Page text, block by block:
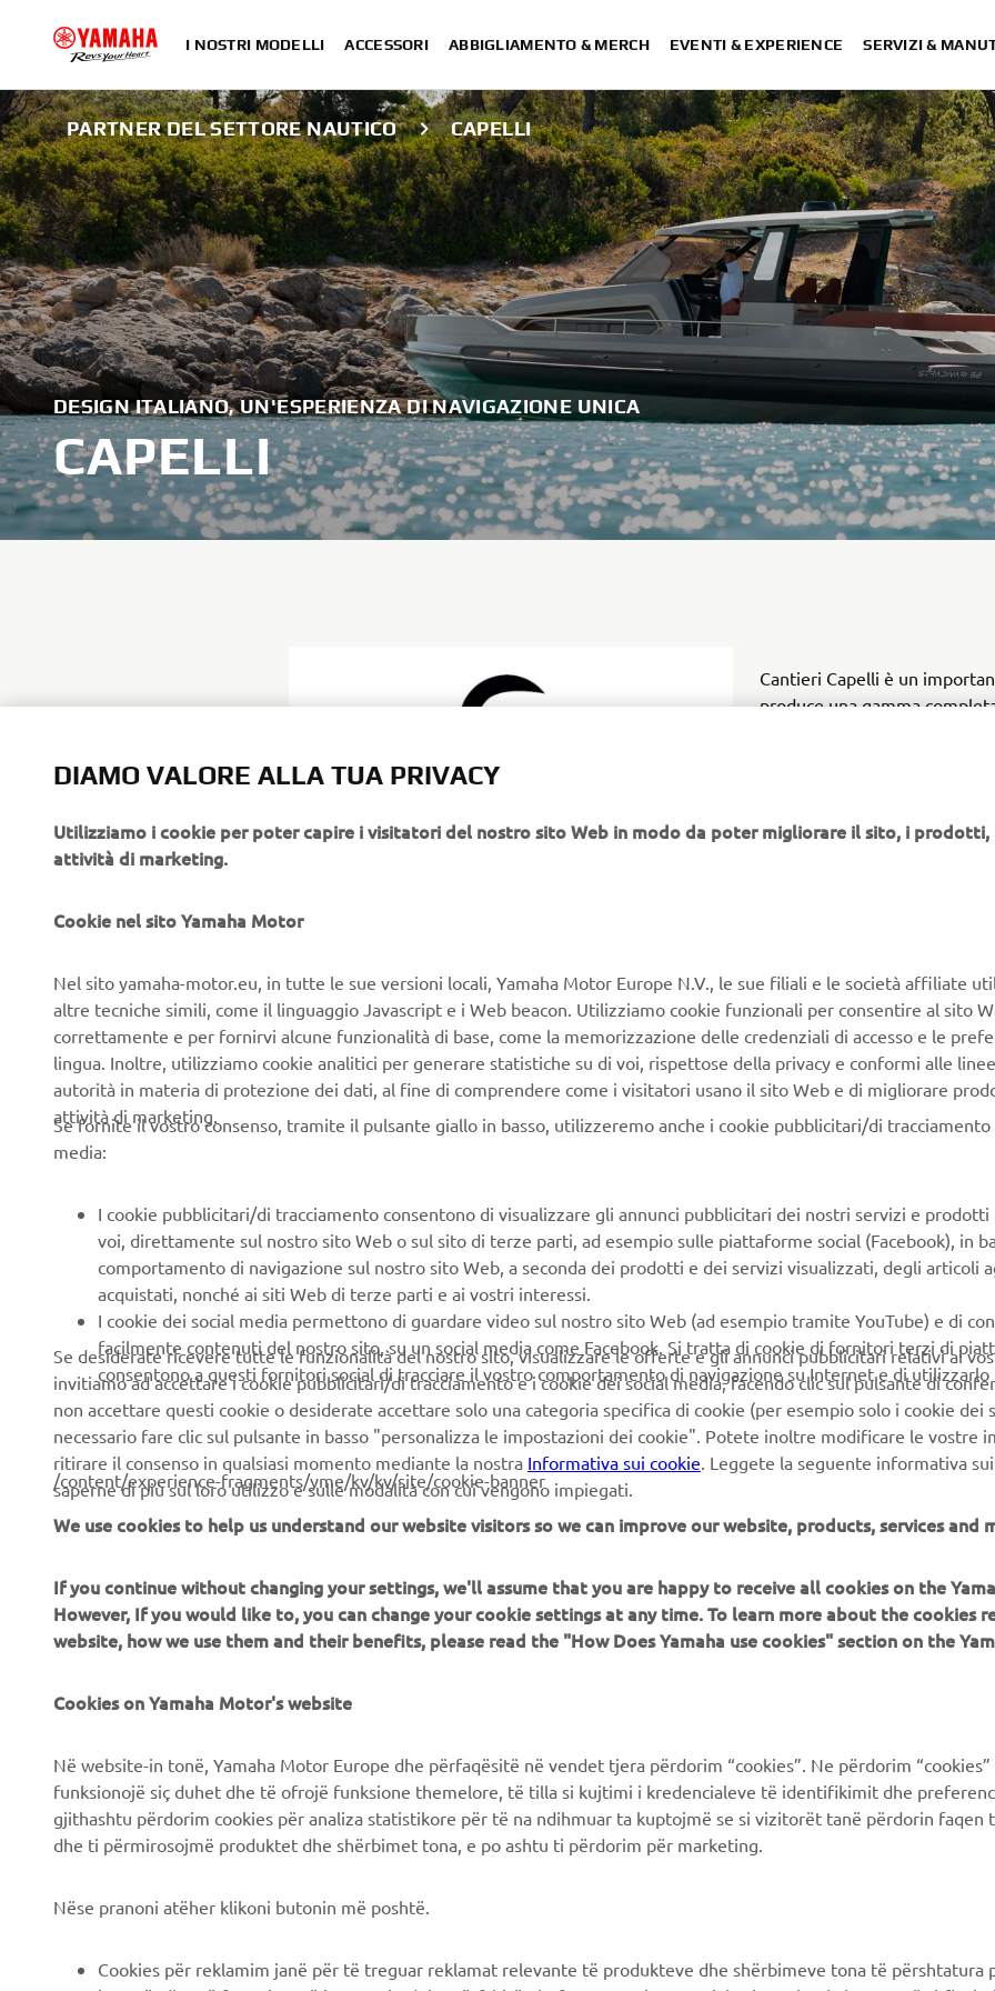
I NOSTRI MODELLI ACCESSORI ABBIGLIAMENTO & MERCH EVENTI & EXPERIENCE SERVIZI &
PARTNER DEL SETTORE NAUTICO CAPELLI
DESIGN ITALIANO, UN'ESPERIENZA DI NAVIGAZIONE UNICA
CAPELLI
Cantieri Capelli è un
produce una gamma
resistenza, la sua
Ogni imbarcazione è in grado di mescolare in modo perfetto lo stile
prestazioni affidabili, ottime capacità di navigazione
e la praticità di svolgere qualsiasi attività professionale. Sfruttando i
reparto Ricerca e sviluppo e la sua tecnologia
all'avanguardia, Capelli continua a evolversi per migliorare l'esperienza di
a livello globale.
CORPORATE
News
Eventi
Brochures
B2B
NEO's Delivery
Sistemi eBike
Campi da golf
Yamaha Music
Yamaha Racing
Supporto clienti
Catalogo dei ricambi
esauste
DIAMO VALORE ALLA TUA PRIVACY
Utilizziamo i cookie per poter capire i visitatori del nostro sito Web in modo da poter migliorare il sito, i prodotti,
attività di marketing.
Cookie nel sito Yamaha Motor
Nel sito yamaha-motor.eu, in tutte le sue versioni locali, Yamaha Motor Europe N.V., le sue filiali e le società affiliate
altre tecniche simili, come il linguaggio Javascript e i Web beacon. Utilizziamo cookie funzionali per consentire al sito
correttamente e per fornirvi alcune funzionalità di base, come la memorizzazione delle credenziali di accesso e le
lingua. Inoltre, utilizziamo cookie analitici per generare statistiche su di voi, rispettose della privacy e conformi alle
autorità in materia di protezione dei dati, al fine di comprendere come i visitatori usano il sito Web e di migliorare
attività di marketing.
Se fornite il vostro consenso, tramite il pulsante giallo in basso, utilizzeremo anche i cookie pubblicitari/di tracciamento
media:
I cookie pubblicitari/di tracciamento consentono di visualizzare gli annunci pubblicitari dei nostri servizi e
voi, direttamente sul nostro sito Web o sul sito di terze parti, ad esempio sulle piattaforme social (Facebook), in
comportamento di navigazione sul nostro sito Web, a seconda dei prodotti e dei servizi visualizzati, degli articoli
acquistati, nonché ai siti Web di terze parti e ai vostri interessi.
I cookie dei social media permettono di guardare video sul nostro sito Web (ad esempio tramite YouTube) e di
facilmente contenuti del nostro sito, su un social media come Facebook. Si tratta di cookie di fornitori terzi di
consentono a questi fornitori social di tracciare il vostro comportamento di navigazione su Internet e di utilizzarlo
Se desiderate ricevere tutte le funzionalità del nostro sito, visualizzare le offerte e gli annunci pubblicitari relativi ai
invitiamo ad accettare i cookie pubblicitari/di tracciamento e i cookie dei social media, facendo clic sul pulsante di
non accettare questi cookie o desiderate accettare solo una categoria specifica di cookie (per esempio solo i cookie dei
necessario fare clic sul pulsante in basso "personalizza le impostazioni dei cookie". Potete inoltre modificare le vostre
ritirare il consenso in qualsiasi momento mediante la nostra Informativa sui cookie. Leggete la seguente informativa
saperne di più sul loro utilizzo e sulle modalità con cui vengono impiegati.
/content/experience-fragments/yme/kv/kv/site/cookie-banner
We use cookies to help us understand our website visitors so we can improve our website, products, services and
If you continue without changing your settings, we'll assume that you are happy to receive all cookies on the
However, If you would like to, you can change your cookie settings at any time. To learn more about the cookies
website, how we use them and their benefits, please read the "How Does Yamaha use cookies" section on the
Cookies on Yamaha Motor's website
Në website-in tonë, Yamaha Motor Europe dhe përfaqësitë në vendet tjera përdorim “cookies”. Ne përdorim
funksionojë siç duhet dhe të ofrojë funksione themelore, të tilla si kujtimi i kredencialeve të identifikimit dhe
gjithashtu përdorim cookies për analiza statistikore për të na ndihmuar ta kuptojmë se si vizitorët tanë përdorin
dhe ti përmirosojmë produktet dhe shërbimet tona, e po ashtu ti përdorim për marketing.
Nëse pranoni atëher klikoni butonin më poshtë.
Cookies për reklamim janë për të treguar reklamat relevante të produkteve dhe shërbimeve tona të përshtatura